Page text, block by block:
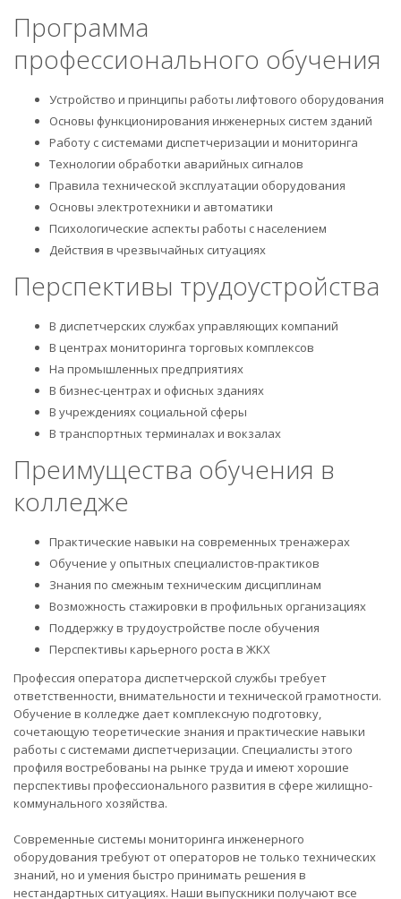
Программа
профессионального обучения
Устройство и принципы работы лифтового оборудования
Основы функционирования инженерных систем зданий
Работу с системами диспетчеризации и мониторинга
Технологии обработки аварийных сигналов
Правила технической эксплуатации оборудования
Основы электротехники и автоматики
Психологические аспекты работы с населением
Действия в чрезвычайных ситуациях
Перспективы трудоустройства
В диспетчерских службах управляющих компаний
В центрах мониторинга торговых комплексов
На промышленных предприятиях
В бизнес-центрах и офисных зданиях
В учреждениях социальной сферы
В транспортных терминалах и вокзалах
Преимущества обучения в
колледже
Практические навыки на современных тренажерах
Обучение у опытных специалистов-практиков
Знания по смежным техническим дисциплинам
Возможность стажировки в профильных организациях
Поддержку в трудоустройстве после обучения
Перспективы карьерного роста в ЖКХ
Профессия оператора диспетчерской службы требует
ответственности, внимательности и технической грамотности.
Обучение в колледже дает комплексную подготовку,
сочетающую теоретические знания и практические навыки
работы с системами диспетчеризации. Специалисты этого
профиля востребованы на рынке труда и имеют хорошие
перспективы профессионального развития в сфере жилищно-
коммунального хозяйства.
Современные системы мониторинга инженерного
оборудования требуют от операторов не только технических
знаний, но и умения быстро принимать решения в
нестандартных ситуациях. Наши выпускники получают все